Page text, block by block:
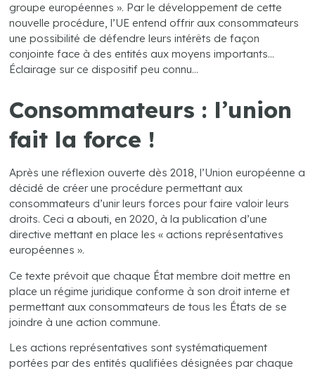
groupe européennes ». Par le développement de cette
nouvelle procédure, l’UE entend offrir aux consommateurs
une possibilité de défendre leurs intérêts de façon
conjointe face à des entités aux moyens importants…
Éclairage sur ce dispositif peu connu…
Consommateurs : l’union
fait la force !
Après une réflexion ouverte dès 2018, l’Union européenne a
décidé de créer une procédure permettant aux
consommateurs d’unir leurs forces pour faire valoir leurs
droits. Ceci a abouti, en 2020, à la publication d’une
directive mettant en place les « actions représentatives
européennes ».
Ce texte prévoit que chaque État membre doit mettre en
place un régime juridique conforme à son droit interne et
permettant aux consommateurs de tous les États de se
joindre à une action commune.
Les actions représentatives sont systématiquement
portées par des entités qualifiées désignées par chaque